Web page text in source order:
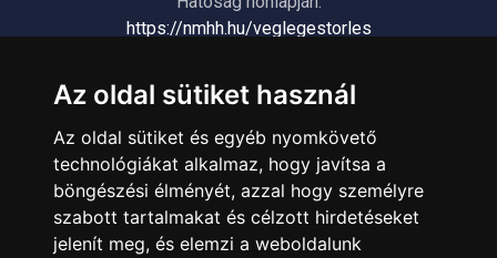
Az oldal sütiket használ
Az oldal sütiket és egyéb nyomkövető
technológiákat alkalmaz, hogy javítsa a
böngészési élményét, azzal hogy személyre
szabott tartalmakat és célzott hirdetéseket
jelenít meg, és elemzi a weboldalunk
https://nmhh.hu/veglegestorles
ÜGYFÉLSZOLGÁLAT
Elérhetőségek
Garanciális Ügyintézés
Webszolgáltatás
Üzleteinkben az elektronikus fizetés mód kizárólag átutalással
érhető el, bankkártyás fizetésre nincs lehetőség.